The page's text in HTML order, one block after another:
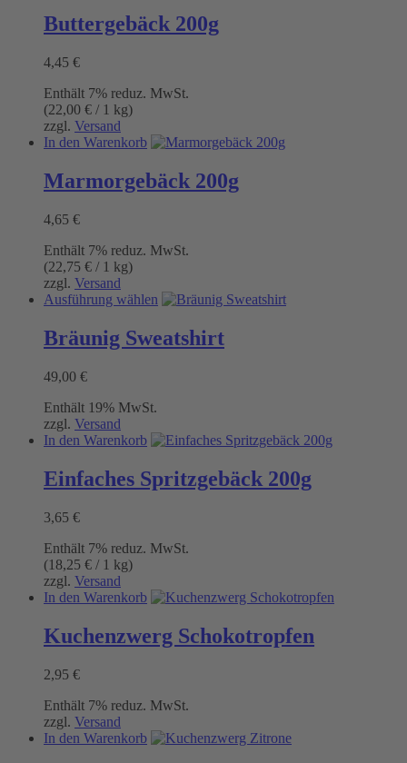
gewählt
Buttergebäck 200g
4,45 €
Enthält 7% reduz. MwSt.
(22,00 € / 1 kg)
zzgl. Versand
In den Warenkorb
Marmorgebäck 200g
4,65 €
Enthält 7% reduz. MwSt.
(22,75 € / 1 kg)
zzgl. Versand
Ausführung wählen Dieses
weist
mehrere
auf
Produktseite
gewählt
Bräunig Sweatshirt
49,00 €
Enthält 19% MwSt.
zzgl. Versand
In den Warenkorb
Einfaches Spritzgebäck 200g
3,65 €
Enthält 7% reduz. MwSt.
(18,25 € / 1 kg)
zzgl. Versand
In den Warenkorb
Kuchenzwerg Schokotropfen
2,95 €
Enthält 7% reduz. MwSt.
zzgl. Versand
In den Warenkorb